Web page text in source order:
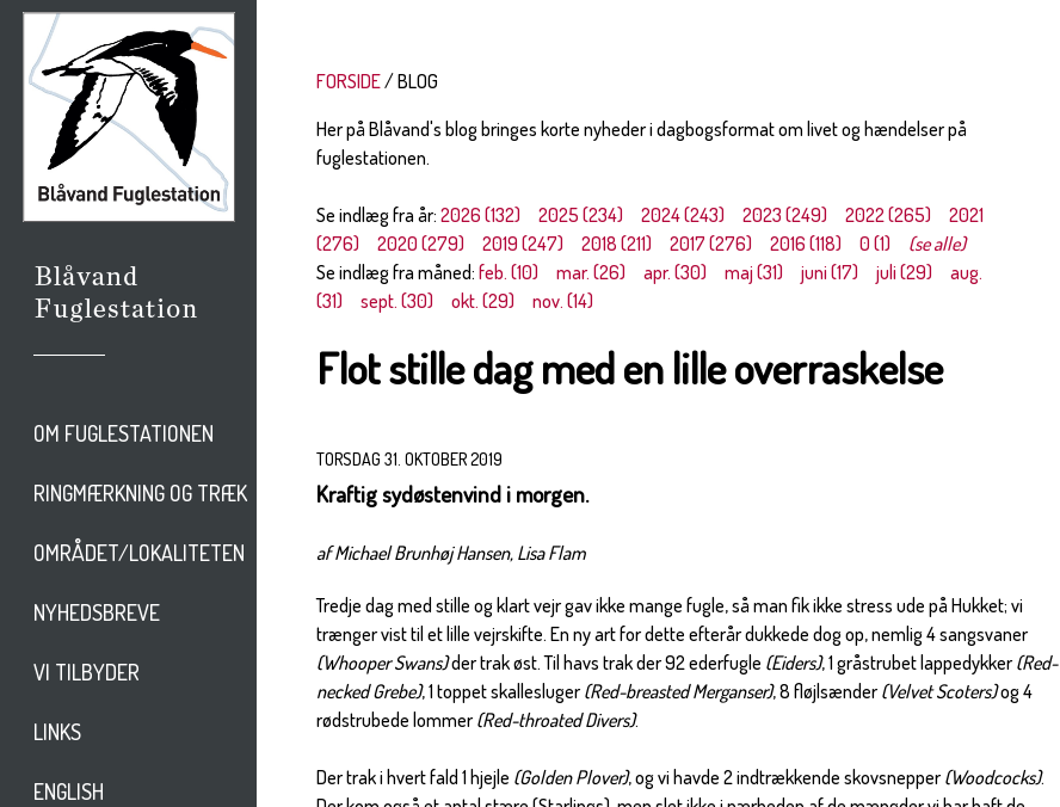
OM FUGLESTATIONEN
RINGMÆRKNING OG TRÆK
OMRÅDET/LOKALITETEN
NYHEDSBREVE
VI TILBYDER
LINKS
ENGLISH
FORSIDE
BLOG
Her på Blåvand's blog bringes korte nyheder i dagbogsformat om livet og hændelser på
fuglestationen.
Se indlæg fra år:2026 (132) 2025 (234) 2024 (243) 2023 (249) 2022 (265)
2021
(276)
2020 (279) 2019 (247) 2018 (211) 2017 (276) 2016 (118) 0 (1)
(se alle)
Se indlæg fra måned:feb. (10) mar. (26) apr. (30) maj (31) juni (17) juli (29)
aug.
(31)
sept. (30) okt. (29) nov. (14)
Flot stille dag med en lille overraskelse
TORSDAG 31. OKTOBER 2019
Kraftig sydøstenvind i morgen.
af Michael Brunhøj Hansen, Lisa Flam
Tredje dag med stille og klart vejr gav ikke mange fugle, så man fik ikke stress ude på Hukket; vi
trænger vist til et lille vejrskifte. En ny art for dette efterår dukkede dog op, nemlig 4 sangsvaner
(Whooper Swans)der trak øst. Til havs trak der 92 ederfugle (Eiders), 1 gråstrubet lappedykker (Red-
necked Grebe), 1 toppet skallesluger (Red-breasted Merganser), 8 fløjlsænder (Velvet Scoters)og 4
rødstrubede lommer (Red-throated Divers).
Der trak i hvert fald 1 hjejle (Golden Plover), og vi havde 2 indtrækkende skovsnepper (Woodcocks).